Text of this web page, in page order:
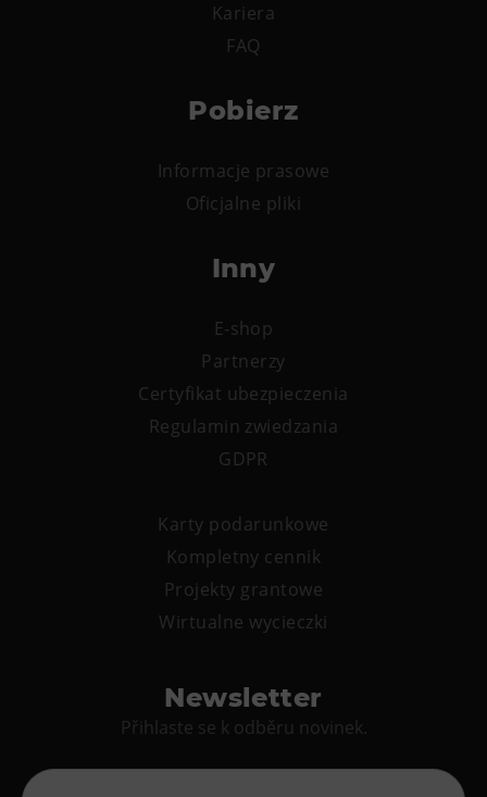
Przyjęcie urodzinowe
Tematyczne karty podarunkowe
Wypożyczanie rowerów elektrycznych
Kariera
FAQ
Pobierz
Informacje prasowe
Oficjalne pliki
Inny
E-shop
Partnerzy
Certyfikat ubezpieczenia
Regulamin zwiedzania
GDPR
Karty podarunkowe
Kompletny cennik
Projekty grantowe
Wirtualne wycieczki
Newsletter
Přihlaste se k odběru novinek.